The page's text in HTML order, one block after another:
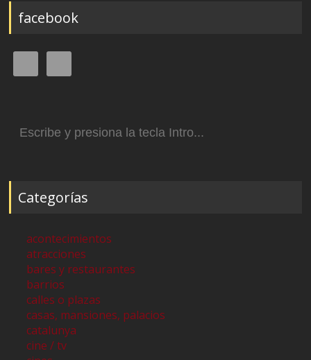
facebook
Categorías
acontecimientos
atracciones
bares y restaurantes
barrios
calles o plazas
casas, mansiones, palacios
catalunya
cine / tv